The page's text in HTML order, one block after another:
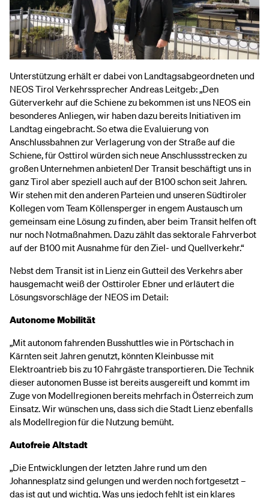
Unterstützung erhält er dabei von Landtagsabgeordneten und
NEOS Tirol Verkehrssprecher Andreas Leitgeb: „Den
Güterverkehr auf die Schiene zu bekommen ist uns NEOS ein
besonderes Anliegen, wir haben dazu bereits Initiativen im
Landtag eingebracht. So etwa die Evaluierung von
Anschlussbahnen zur Verlagerung von der Straße auf die
Schiene, für Osttirol würden sich neue Anschlussstrecken zu
großen Unternehmen anbieten! Der Transit beschäftigt uns in
ganz Tirol aber speziell auch auf der B100 schon seit Jahren.
Wir stehen mit den anderen Parteien und unseren Südtiroler
Kollegen vom Team Köllensperger in engem Austausch um
gemeinsam eine Lösung zu finden, aber beim Transit helfen oft
nur noch Notmaßnahmen. Dazu zählt das sektorale Fahrverbot
auf der B100 mit Ausnahme für den Ziel- und Quellverkehr.“
Nebst dem Transit ist in Lienz ein Gutteil des Verkehrs aber
hausgemacht weiß der Osttiroler Ebner und erläutert die
Lösungsvorschläge der NEOS im Detail:
Autonome Mobilität
„Mit autonom fahrenden Busshuttles wie in Pörtschach in
Kärnten seit Jahren genutzt, könnten Kleinbusse mit
Elektroantrieb bis zu 10 Fahrgäste transportieren. Die Technik
dieser autonomen Busse ist bereits ausgereift und kommt im
Zuge von Modellregionen bereits mehrfach in Österreich zum
Einsatz. Wir wünschen uns, dass sich die Stadt Lienz ebenfalls
als Modellregion für die Nutzung bemüht.
Autofreie Altstadt
„Die Entwicklungen der letzten Jahre rund um den
Johannesplatz sind gelungen und werden noch fortgesetzt –
das ist gut und wichtig. Was uns jedoch fehlt ist ein klares